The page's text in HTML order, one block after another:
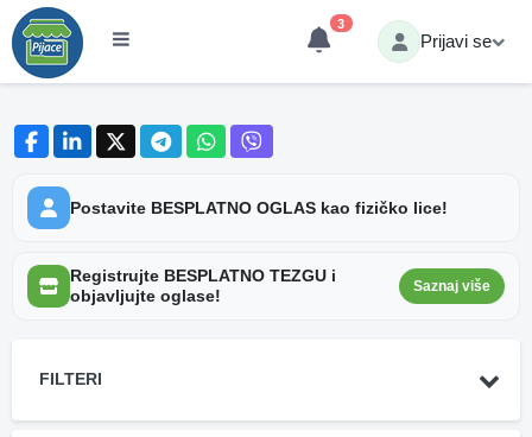
3
Prijavi se
Postavite BESPLATNO OGLAS kao fizičko lice!
Registrujte BESPLATNO TEZGU i
objavljujte oglase!
Saznaj više
FILTERI